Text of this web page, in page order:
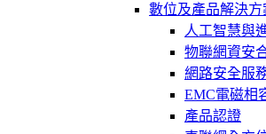
數位及產品解決方
人工智慧與
物聯網資安
網路安全服
EMC電磁相
產品認證